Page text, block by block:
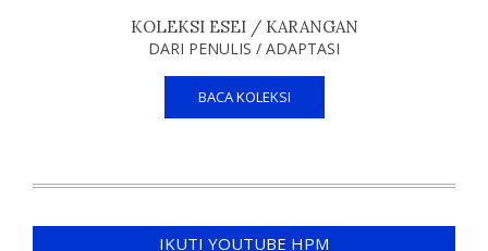
KOLEKSI ESEI / KARANGAN
DARI PENULIS / ADAPTASI
BACA KOLEKSI
IKUTI YOUTUBE HPM